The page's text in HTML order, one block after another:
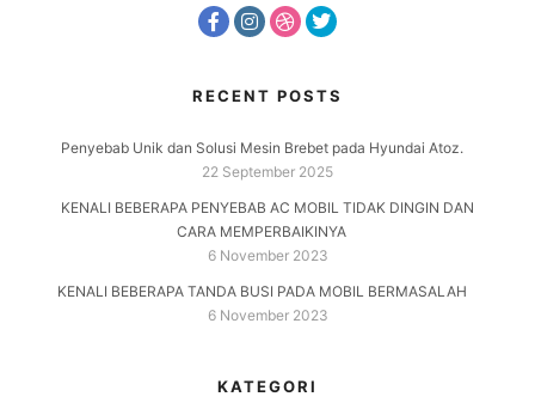
RECENT POSTS
Penyebab Unik dan Solusi Mesin Brebet pada Hyundai Atoz.
22 September 2025
KENALI BEBERAPA PENYEBAB AC MOBIL TIDAK DINGIN DAN
CARA MEMPERBAIKINYA
6 November 2023
KENALI BEBERAPA TANDA BUSI PADA MOBIL BERMASALAH
6 November 2023
KATEGORI